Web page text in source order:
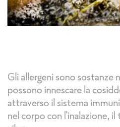
Gli allergeni sono sostanze
possono innescare la
attraverso il sistema
nel corpo con l'inalazione,